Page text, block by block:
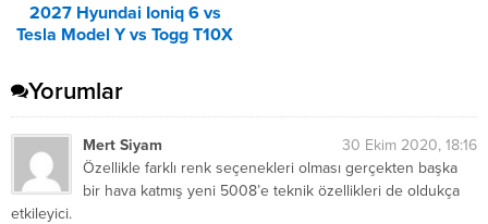
2027 Hyundai Ioniq 6 vs
Tesla Model Y vs Togg T10X
Yorumlar
Mert Siyam
30 Ekim 2020, 18:16
Özellikle farklı renk seçenekleri olması gerçekten başka
bir hava katmış yeni 5008’e teknik özellikleri de oldukça
etkileyici.